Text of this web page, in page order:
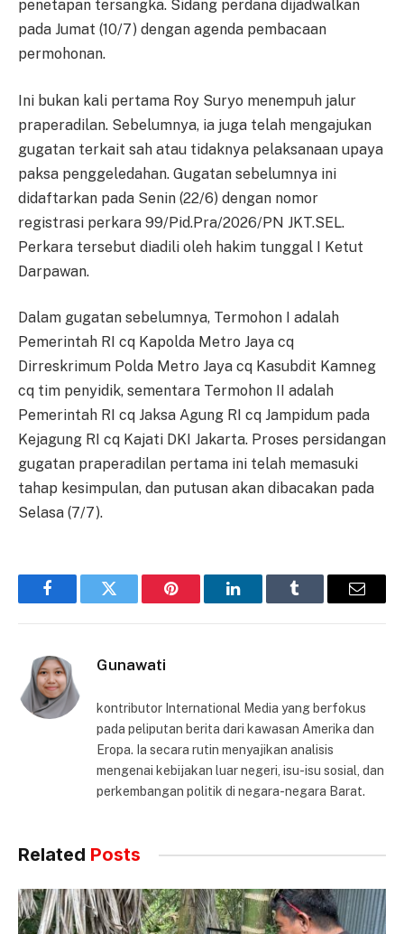
penetapan tersangka. Sidang perdana dijadwalkan
pada Jumat (10/7) dengan agenda pembacaan
permohonan.
Ini bukan kali pertama Roy Suryo menempuh jalur
praperadilan. Sebelumnya, ia juga telah mengajukan
gugatan terkait sah atau tidaknya pelaksanaan upaya
paksa penggeledahan. Gugatan sebelumnya ini
didaftarkan pada Senin (22/6) dengan nomor
registrasi perkara 99/Pid.Pra/2026/PN JKT.SEL.
Perkara tersebut diadili oleh hakim tunggal I Ketut
Darpawan.
Dalam gugatan sebelumnya, Termohon I adalah
Pemerintah RI cq Kapolda Metro Jaya cq
Dirreskrimum Polda Metro Jaya cq Kasubdit Kamneg
cq tim penyidik, sementara Termohon II adalah
Pemerintah RI cq Jaksa Agung RI cq Jampidum pada
Kejagung RI cq Kajati DKI Jakarta. Proses persidangan
gugatan praperadilan pertama ini telah memasuki
tahap kesimpulan, dan putusan akan dibacakan pada
Selasa (7/7).
FacebookTwitter Pinterest LinkedInTumblr Email
Gunawati
kontributor International Media yang berfokus
pada peliputan berita dari kawasan Amerika dan
Eropa. Ia secara rutin menyajikan analisis
mengenai kebijakan luar negeri, isu-isu sosial, dan
perkembangan politik di negara-negara Barat.
Related Posts